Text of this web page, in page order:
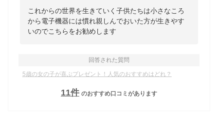
これからの世界を生きていく子供たちは小さなころ
から電子機器には慣れ親しんでおいた方が生きやす
いのでこちらをお勧めします
回答された質問
5歳の女の子が喜ぶプレゼント！人気のおすすめはどれ？
11件 のおすすめ口コミがあります